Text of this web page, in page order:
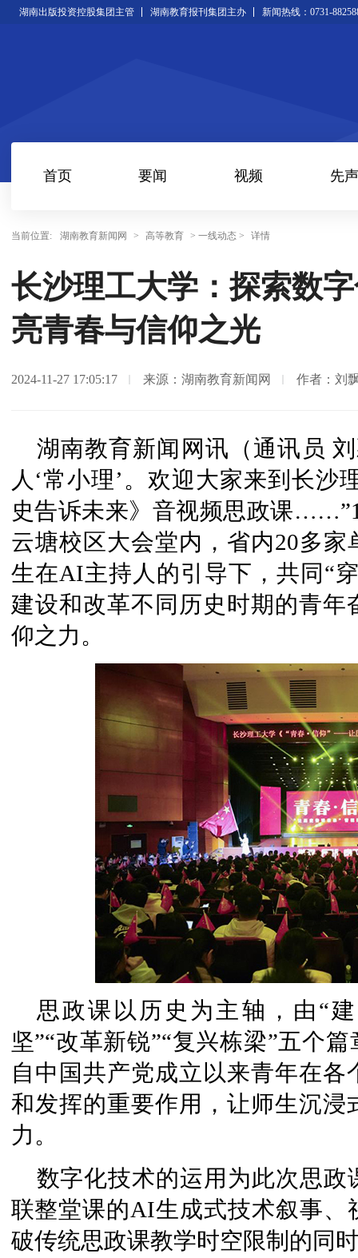
湖南出版投资控股集团主管 湖南教育报刊集团主办 新闻热线：0731-
首页 要闻 视频 先声
当前位置: 湖南教育新闻网 > 高等教育 > 一线动态 > 详情
长沙理工大学：探索数
亮青春与信仰之光
2024-11-27 17:05:17 来源：湖南教育新闻网 作者：刘
湖南教育新闻网讯（通讯员
人‘常小理’。欢迎大家来到长
史告诉未来》音视频思政课
云塘校区大会堂内，省内20多
生在AI主持人的引导下，共同“
建设和改革不同历史时期的青
仰之力。
思政课以历史为主轴，由“
坚”“改革新锐”“复兴栋梁”五个
自中国共产党成立以来青年在
和发挥的重要作用，让师生沉
力。
数字化技术的运用为此次思
联整堂课的AI生成式技术叙事
破传统思政课教学时空限制的同